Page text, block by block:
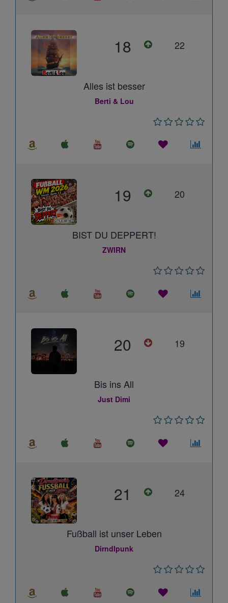
18 22
Alles ist besser
Berti & Lou
19 20
BIST DU DEPPERT!
ZWIRN
20 19
Bis ins All
Just Dimi
21 24
Fußball ist unser Leben
Dirndlpunk